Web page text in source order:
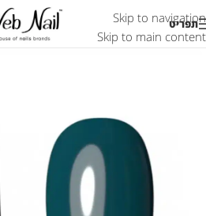
Skip to navigation
Skip to main content
תפריט
אזל המלאי